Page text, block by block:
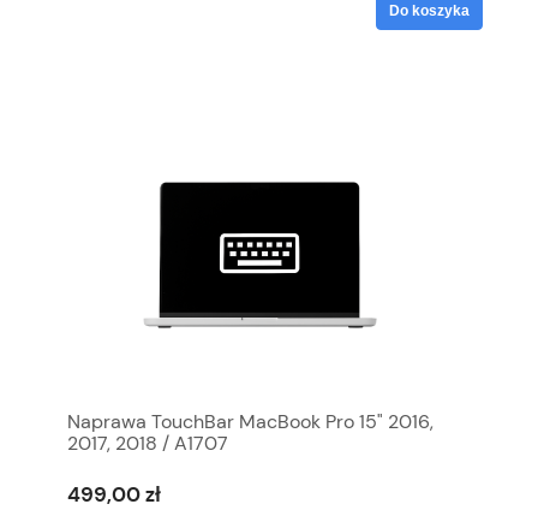
Do koszyka
Naprawa TouchBar MacBook Pro 15" 2016,
2017, 2018 / A1707
499,00 zł